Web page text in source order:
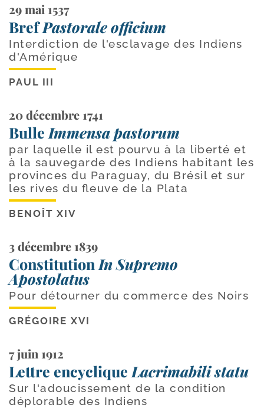
29 mai 1537
BrefPastorale officium
Interdiction de l'esclavage des Indiens
d'Amérique
PAUL III
20 décembre 1741
Bulle Immensa pastorum
par laquelle il est pourvu à la liberté et
à la sauvegarde des Indiens habitant les
provinces du Paraguay, du Brésil et sur
les rives du fleuve de la Plata
BENOÎT XIV
3 décembre 1839
Constitution In Supremo
Apostolatus
Pour détourner du commerce des Noirs
GRÉGOIRE XVI
7 juin 1912
Lettre encyclique Lacrimabili statu
Sur l'adoucissement de la condition
déplorable des Indiens